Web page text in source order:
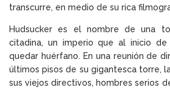
transcurre, en medio de su rica
Hudsucker es el nombre de una
citadina, un imperio que al inicio
quedar huérfano. En una reunión de
últimos pisos de su gigantesca torre,
sus viejos directivos, hombres serios